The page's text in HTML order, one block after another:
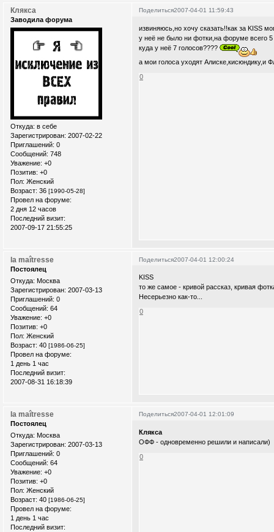
Поделиться2007-04-01 11:59:43
Клякса
Заводила форума
Откуда: в себе
Зарегистрирован: 2007-02-22
Приглашений: 0
Сообщений: 748
Уважение: +0
Позитив: +0
Пол: Женский
Возраст: 36 [1990-05-28]
Провел на форуме:
2 дня 12 часов
Последний визит:
2007-09-17 21:55:25
извиняюсь,но хочу сказать!!как за KISS
у неё не было ни фотки,на форуме всего
куда у неё 7 голосов????
а мои голоса уходят Алиске,кисюндику,и
0
Поделиться2007-04-01 12:00:24
la maîtresse
Постоялец
Откуда: Москва
Зарегистрирован: 2007-03-13
Приглашений: 0
Сообщений: 64
Уважение: +0
Позитив: +0
Пол: Женский
Возраст: 40 [1986-06-25]
Провел на форуме:
1 день 1 час
Последний визит:
2007-08-31 16:18:39
KISS
то же самое - кривой рассказ, кривая
Несерьезно как-то...
0
Поделиться2007-04-01 12:01:09
la maîtresse
Постоялец
Откуда: Москва
Зарегистрирован: 2007-03-13
Приглашений: 0
Сообщений: 64
Уважение: +0
Позитив: +0
Пол: Женский
Возраст: 40 [1986-06-25]
Провел на форуме:
1 день 1 час
Последний визит:
Клякса
ОФФ - одновременно решили и написали)
0